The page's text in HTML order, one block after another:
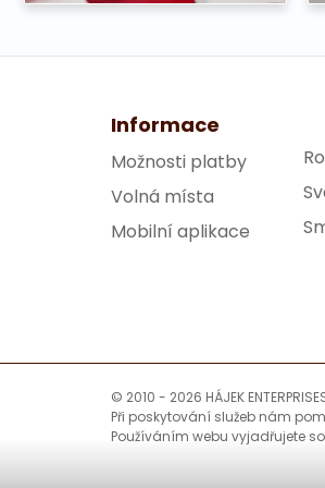
Informace
Možnosti platby
Volná místa
Mobilní aplikace
© 2010 - 2026 HÁJEK
Při poskytování služeb nám
Používáním webu vyjadřujete